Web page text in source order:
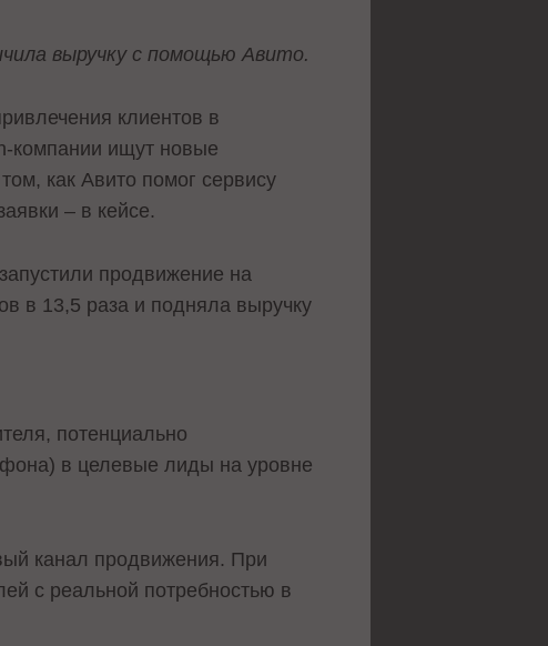
выручку с помощью Авито.
клиентов в
компании ищут новые
как Авито помог сервису
– в кейсе.
продвижение на
в 13,5 раза и подняла выручку
потенциально
в целевые лиды на уровне
канал продвижения. При
с реальной потребностью в